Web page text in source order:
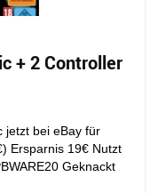
+ 2 Controller
jetzt bei eBay für
Ersparnis 19€ Nutzt
Geknackt